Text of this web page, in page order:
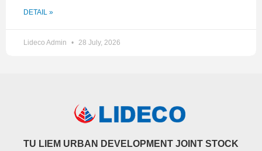
DETAIL »
Lideco Admin 28 July, 2026
TU LIEM URBAN DEVELOPMENT JOINT STOCK